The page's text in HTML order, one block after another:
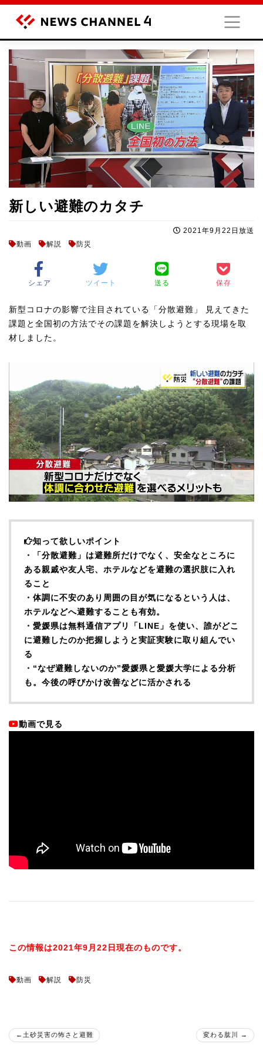
Skip
content
新しい避難のカタチ
2021年9月22日放送
動画
解説 防災
シェア ツイート 送る 保存
新型コロナの影響で注目されている「分散避難」 見えてきた
課題と全国初の方法でその課題を解決しようとする現場を取
材しました。
知って欲しいポイント
・「分散避難」は避難所だけでなく、安全なところに
ある親戚や友人宅、ホテルなどを避難の選択肢に入れ
ること
・体調に不安のあり周囲の目が気になるという人は、
ホテルなどへ避難することも有効。
・愛媛県は無料通信アプリ「LINE」を使い、誰がどこ
に避難したのか把握しようと実証実験に取り組んでい
る
・“なぜ避難しないのか”愛媛県と愛媛大学による分析
も。今後の呼びかけ改善などに活かされる
動画で見る
この情報は2021年9月22日現在のものです。
動画 解説 防災
投 土砂災害の怖さと避難 変わる肱川